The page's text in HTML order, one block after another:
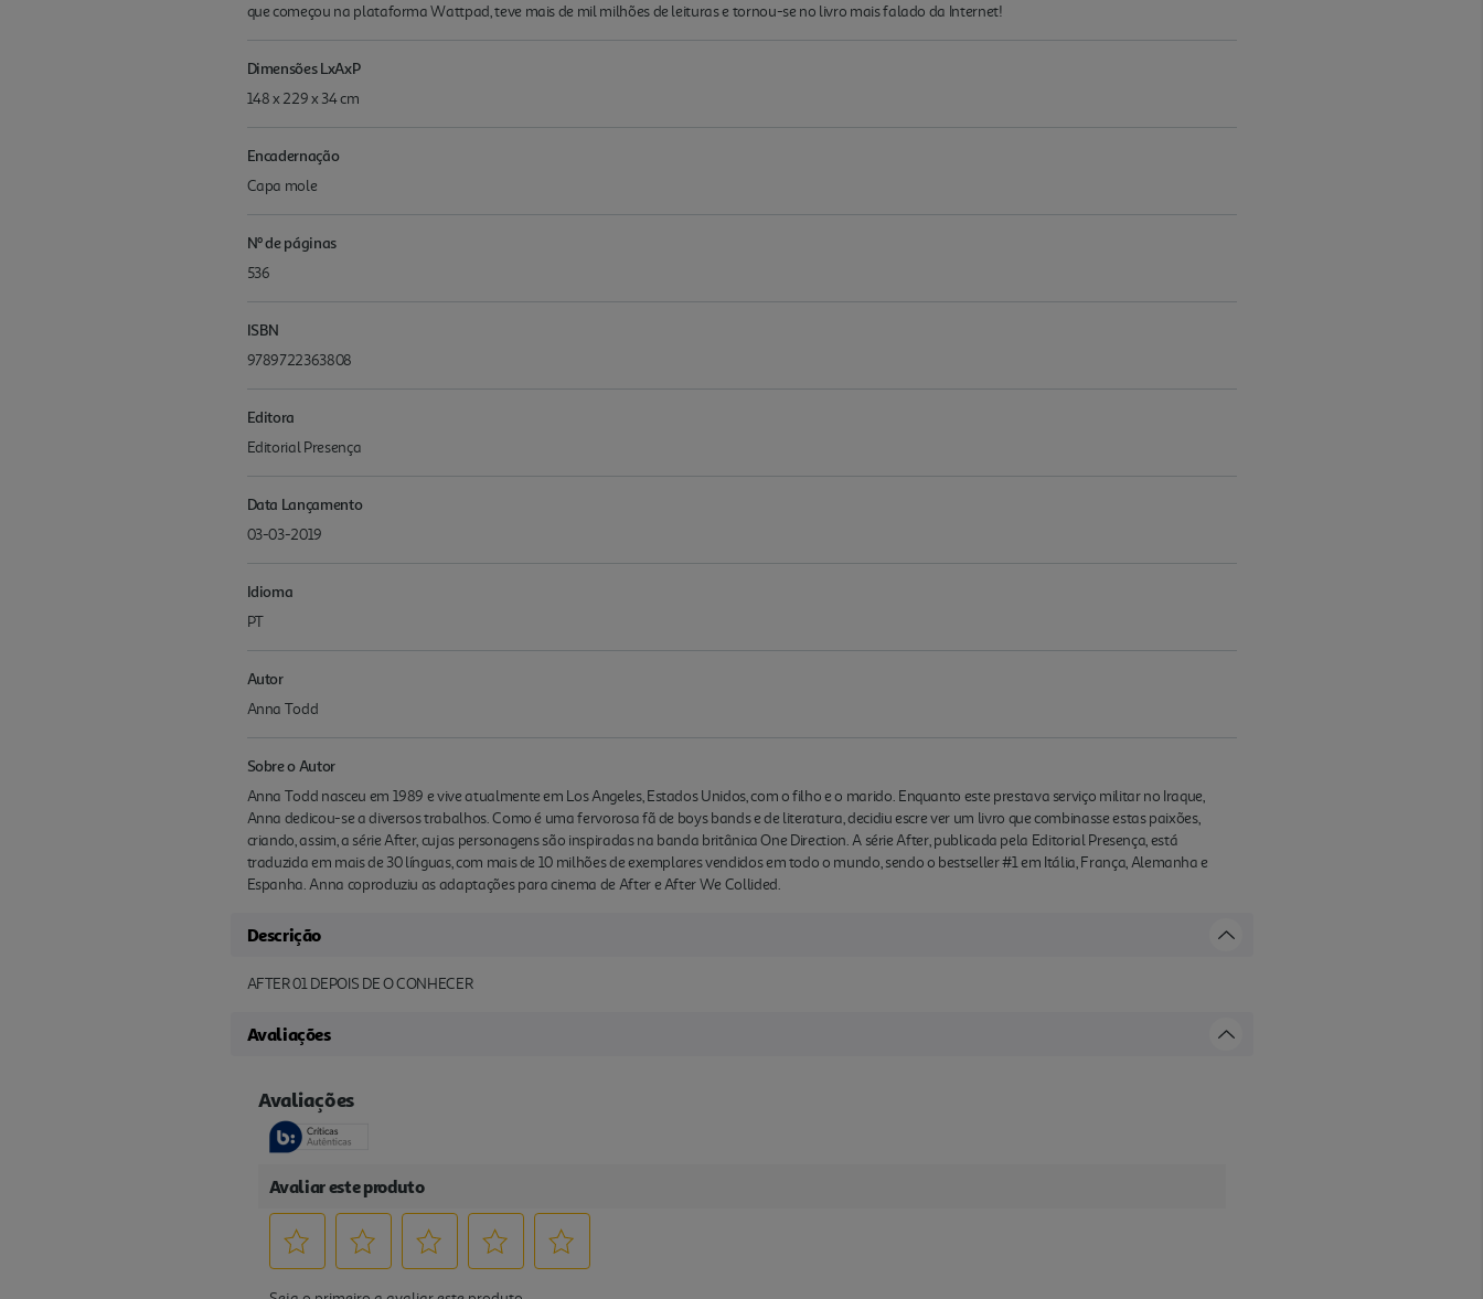
que começou na plataforma Wattpad, teve mais de mil milhões de leituras e tornou-se no livro mais falado da Internet!
Dimensões LxAxP
148 x 229 x 34 cm
Encadernação
Capa mole
Nº de páginas
536
ISBN
9789722363808
Editora
Editorial Presença
Data Lançamento
03-03-2019
Idioma
PT
Autor
Anna Todd
Sobre o Autor
Anna Todd nasceu em 1989 e vive atualmente em Los Angeles, Estados Unidos, com o filho e o marido. Enquanto este prestava serviço militar no Iraque,
Anna dedicou-se a diversos trabalhos. Como é uma fervorosa fã de boys bands e de literatura, decidiu escre ver um livro que combinasse estas paixões,
criando, assim, a série After, cujas personagens são inspiradas na banda britânica One Direction. A série After, publicada pela Editorial Presença, está
traduzida em mais de 30 línguas, com mais de 10 milhões de exemplares vendidos em todo o mundo, sendo o bestseller #1 em Itália, França, Alemanha e
Espanha. Anna coproduziu as adaptações para cinema de After e After We Collided.
Descrição
AFTER 01 DEPOIS DE O CONHECER
Avaliações